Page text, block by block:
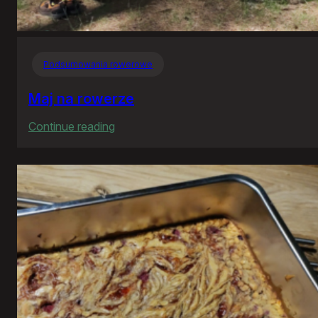
Podsumowania rowerowe
Maj na rowerze
Continue reading
na
rowerze